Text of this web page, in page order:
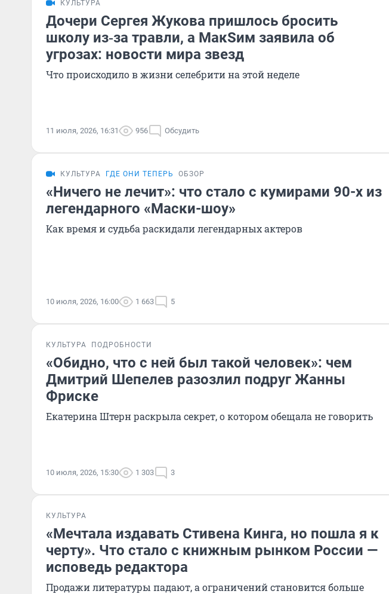
КУЛЬТУРА
Дочери Сергея Жукова пришлось бросить
школу из‑за травли, а МакSим заявила об
угрозах: новости мира звезд
Что происходило в жизни селебрити на этой неделе
11 июля, 2026, 16:31 956 Обсудить
КУЛЬТУРА ГДЕ ОНИ ТЕПЕРЬ ОБЗОР
«Ничего не лечит»: что стало с кумирами 90-х из
легендарного «Маски-шоу»
Как время и судьба раскидали легендарных актеров
10 июля, 2026, 16:00 1 663 5
КУЛЬТУРА ПОДРОБНОСТИ
«Обидно, что с ней был такой человек»: чем
Дмитрий Шепелев разозлил подруг Жанны
Фриске
Екатерина Штерн раскрыла секрет, о котором обещала не говорить
10 июля, 2026, 15:30 1 303 3
КУЛЬТУРА
«Мечтала издавать Стивена Кинга, но пошла я к
черту». Что стало с книжным рынком России —
исповедь редактора
Продажи литературы падают, а ограничений становится больше